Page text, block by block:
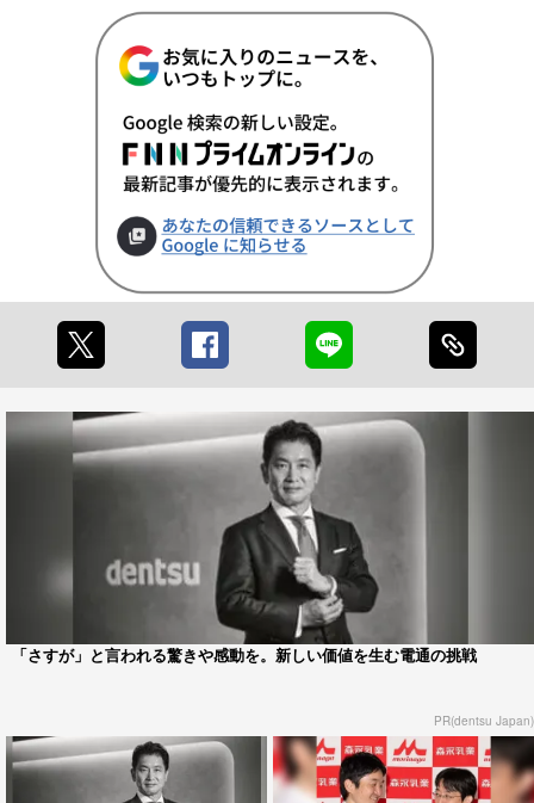
「さすが」と言われる驚きや感動を。新しい価値を生む電通の挑戦
PR(dentsu Japan)